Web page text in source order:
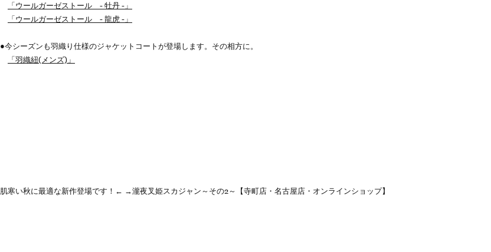
「ウールガーゼストール - 牡丹 -」
「ウールガーゼストール - 龍虎 -」
●今シーズンも羽織り仕様のジャケットコートが登場します。その相方に。
「羽織紐(メンズ)」
肌寒い秋に最適な新作登場です！← →瀧夜叉姫スカジャン～その2～【寺町店・名古屋店・オンラインショップ】